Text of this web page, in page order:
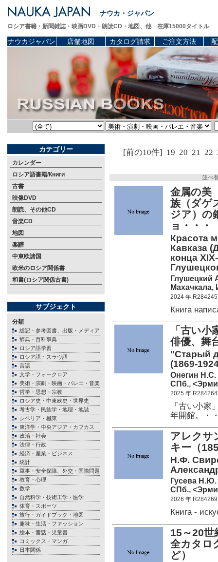
ナウカ・ジャパン
ロシア書籍・新聞雑誌・映画DVD・朗読CD・地図、他 在庫15000タイトル
ナウカジャパン 店舗地図 カタログ請求 ご注文方法
カテゴリー
カレンダー
ロシア語書籍/Книги
古書
映像DVD
朗読、その他CD
音楽CD
地図
楽譜
中東欧諸国
欧米のロシア関係書
和書(ロシア関係古書)
サブジェクト
分類
総記・参考図書、出版・メディア
辞典・百科事典
ロシア語学習
ロシア語・スラヴ語
言語
文学・フォークロア
美術・演劇・映画・バレエ・音楽
哲学・思想・宗教
ロシア史・中東欧史・世界史
考古学・民族学・地理・地誌
シベリア・極東
東洋学・中央アジア・カフカス
政治・社会
法律・行政
経済・産業・ビジネス
統計
軍事・安全保障、外交・国際問題
教育・心理
数学
自然科学・技術工学・医学
体育・スポーツ
旅行・ガイドブック・地図
趣味・生活・ファッション
絵本・昔話・児童書
コミックス・マンガ
日本関係
[前の10件] 19 20 21 22
並べ
金属の美
族（ダゲ
ジア）の
ョ・・・
Красота
Кавказа
конца
Глушецкий
Махачкала,
2024 年 R284245
Книга
「古い
俳優、舞
"Старый
(1869-
Онегин Н.С.
СПб.,
2025 年 R284264
「古い小家
年開館。・
アレクサ
キー（
Н.Ф.
Гусева Н.Ю.
СПб.,
2026 年 R284269
Книга -
15～20
全カタロ
ど）